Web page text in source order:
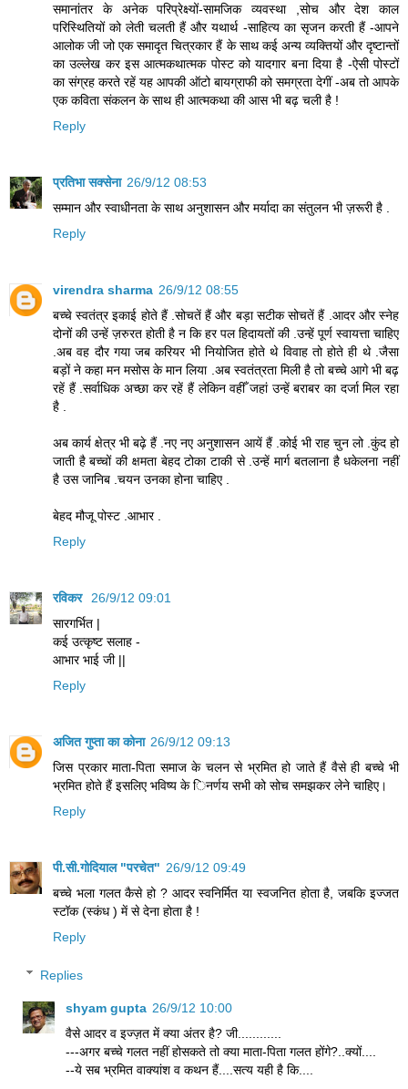
समानांतर के अनेक परिप्रेक्ष्यों-सामजिक व्यवस्था ,सोच और देश काल
परिस्थितियों को लेती चलती हैं और यथार्थ -साहित्य का सृजन करती हैं -आपने
आलोक जी जो एक समादृत चित्रकार हैं के साथ कई अन्य व्यक्तियों और दृष्टान्तों
का उल्लेख कर इस आत्मकथात्मक पोस्ट को यादगार बना दिया है -ऐसी पोस्टों
का संग्रह करते रहें यह आपकी ऑटो बायग्राफी को समग्रता देगीं -अब तो आपके
एक कविता संकलन के साथ ही आत्मकथा की आस भी बढ़ चली है !
Reply
प्रतिभा सक्सेना 26/9/12 08:53
सम्मान और स्वाधीनता के साथ अनुशासन और मर्यादा का संतुलन भी ज़रूरी है .
Reply
virendra sharma 26/9/12 08:55
बच्चे स्वतंत्र इकाई होते हैं .सोचतें हैं और बड़ा सटीक सोचतें हैं .आदर और स्नेह
दोनों की उन्हें ज़रुरत होती है न कि हर पल हिदायतों की .उन्हें पूर्ण स्वायत्ता चाहिए
.अब वह दौर गया जब करियर भी नियोजित होते थे विवाह तो होते ही थे .जैसा
बड़ों ने कहा मन मसोस के मान लिया .अब स्वतंत्रता मिली है तो बच्चे आगे भी बढ़
रहें हैं .सर्वाधिक अच्छा कर रहें हैं लेकिन वहीँ जहां उन्हें बराबर का दर्जा मिल रहा
है .
अब कार्य क्षेत्र भी बढ़े हैं .नए नए अनुशासन आयें हैं .कोई भी राह चुन लो .कुंद हो
जाती है बच्चों की क्षमता बेहद टोका टाकी से .उन्हें मार्ग बतलाना है धकेलना नहीं
है उस जानिब .चयन उनका होना चाहिए .
बेहद मौजू पोस्ट .आभार .
Reply
रविकर
26/9/12 09:01
सारगर्भित |
कई उत्कृष्ट सलाह -
आभार भाई जी ||
Reply
अजित गुप्ता का कोना 26/9/12 09:13
जिस प्रकार माता-पिता समाज के चलन से भ्रमित हो जाते हैं वैसे ही बच्‍चे भी
भ्रमित होते हैं इसलिए भविष्‍य के ि‍नर्णय सभी को सोच समझकर लेने चाहिए।
Reply
पी.सी.गोदियाल "परचेत" 26/9/12 09:49
बच्चे भला गलत कैसे हो ? आदर स्वनिर्मित या स्वजनित होता है, जबकि इज्जत
स्टॉक (स्कंध ) में से देना होता है !
Reply
Replies
shyam gupta 26/9/12 10:00
वैसे आदर व इज्ज़त में क्या अंतर है? जी............
---अगर बच्चे गलत नहीं होसकते तो क्या माता-पिता गलत होंगे?..क्यों....
--ये सब भ्रमित वाक्यांश व कथन हैं....सत्य यही है कि....